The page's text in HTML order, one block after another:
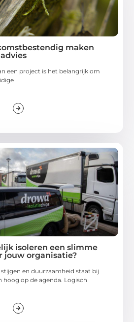
maken
een project is het belangrijk om
isoleren een slimme
jouw organisatie?
en duurzaamheid staat bij
hoog op de agenda. Logisch